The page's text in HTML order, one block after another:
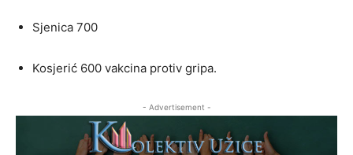
Sjenica 700
Kosjerić 600 vakcina protiv gripa.
- Advertisement -